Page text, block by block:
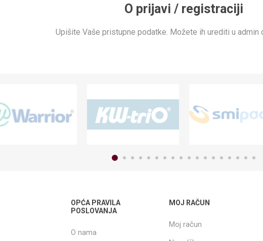
O prijavi / registraciji
Upišite Vaše pristupne podatke. Možete ih urediti u admin
OPĆA PRAVILA
POSLOVANJA
O nama
MOJ RAČUN
Moj račun